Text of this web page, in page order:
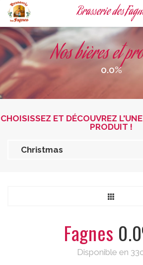
Brasserie des
Nos bières et
0.0%
CHOISISSEZ ET DÉCOUVREZ
PRODUIT !
Fagnes
Disponible en